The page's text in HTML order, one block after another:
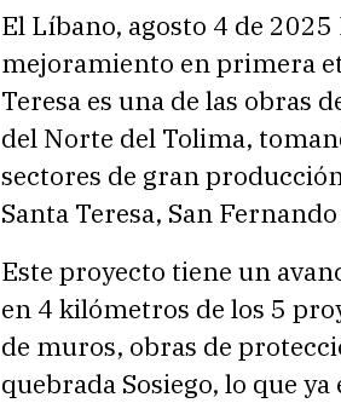
El Líbano, agosto 4 de
mejoramiento en primera
Teresa es una de las obras
del Norte del Tolima,
sectores de gran
Santa Teresa, San
Este proyecto tiene un
en 4 kilómetros de los 5
de muros, obras de
quebrada Sosiego, lo que